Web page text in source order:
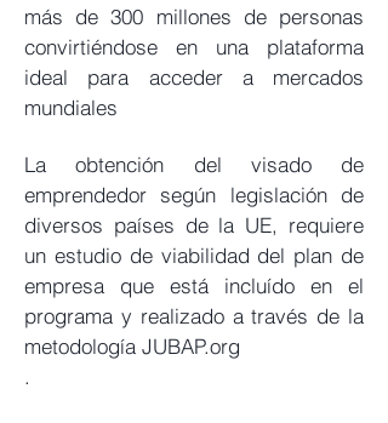
más de 300 millones de personas
convirtiéndose en una plataforma
ideal para acceder a mercados
mundiales
La obtención del visado de
emprendedor según legislación de
diversos países de la UE, requiere
un estudio de viabilidad del plan de
empresa que está incluído en el
programa y realizado a través de la
metodología JUBAP.org
.